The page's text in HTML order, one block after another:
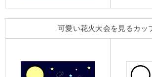
可愛い花火大会を見るカッ